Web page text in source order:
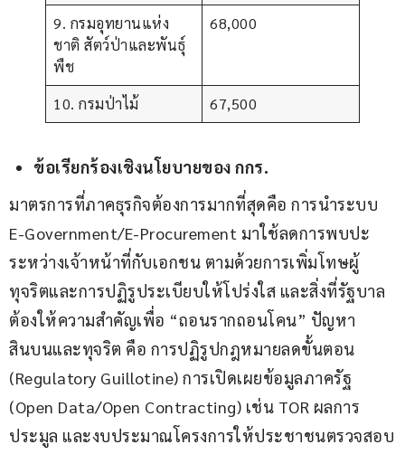
9. กรมอุทยานแห่ง
ชาติ สัตว์ป่าและพันธุ์
พืช
68,000
10. กรมป่าไม้ 67,500
ข้อเรียกร้องเชิงนโยบายของ กกร.
มาตรการที่ภาคธุรกิจต้องการมากที่สุดคือ การนำระบบ
E-Government/E-Procurement มาใช้ลดการพบปะ
ระหว่างเจ้าหน้าที่กับเอกชน ตามด้วยการเพิ่มโทษผู้
ทุจริตและการปฏิรูประเบียบให้โปร่งใส และสิ่งที่รัฐบาล
ต้องให้ความสำคัญเพื่อ “ถอนรากถอนโคน” ปัญหา
สินบนและทุจริต คือ การปฏิรูปกฎหมายลดขั้นตอน
(Regulatory Guillotine) การเปิดเผยข้อมูลภาครัฐ
(Open Data/Open Contracting) เช่น TOR ผลการ
ประมูล และงบประมาณโครงการให้ประชาชนตรวจสอบ